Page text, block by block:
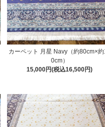
カーペット 月星 Navy（約80cm×約
0cm）
15,000円(税込16,500円)